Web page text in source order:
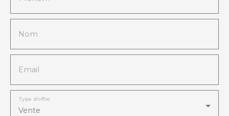
Nom
Email
Vente
Type d'offre